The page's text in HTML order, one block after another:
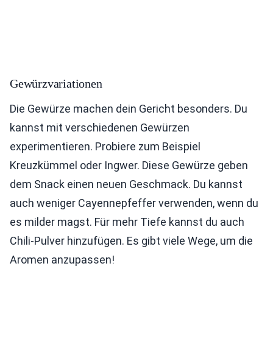
Gewürzvariationen
Die Gewürze machen dein Gericht besonders. Du
kannst mit verschiedenen Gewürzen
experimentieren. Probiere zum Beispiel
Kreuzkümmel oder Ingwer. Diese Gewürze geben
dem Snack einen neuen Geschmack. Du kannst
auch weniger Cayennepfeffer verwenden, wenn du
es milder magst. Für mehr Tiefe kannst du auch
Chili-Pulver hinzufügen. Es gibt viele Wege, um die
Aromen anzupassen!